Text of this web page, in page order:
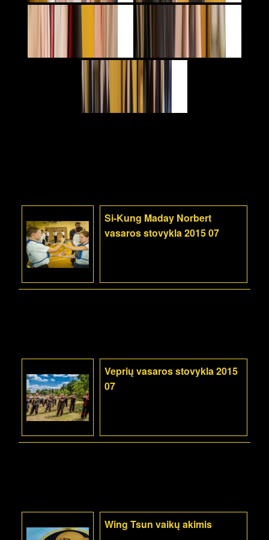
Si-Kung Maday Norbert
vasaros stovykla 2015 07
Veprių vasaros stovykla 2015
07
Wing Tsun vaikų akimis